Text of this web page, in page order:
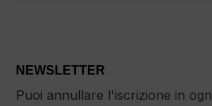
NEWSLETTER
Puoi annullare l'iscrizione in